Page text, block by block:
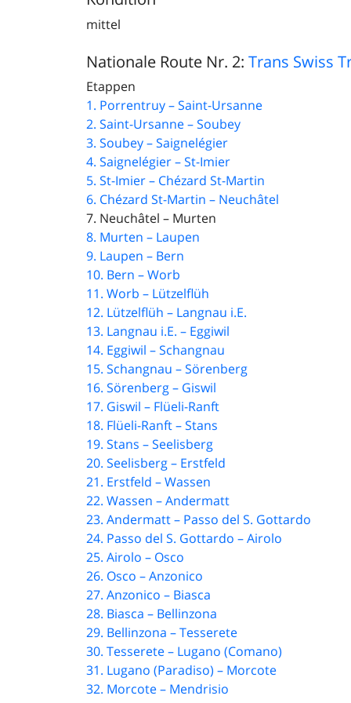
mittel
Nationale Route Nr. 2: Trans Swiss
Etappen
1. Porrentruy – Saint-Ursanne
2. Saint-Ursanne – Soubey
3. Soubey – Saignelégier
4. Saignelégier – St-Imier
5. St-Imier – Chézard St-Martin
6. Chézard St-Martin – Neuchâtel
7. Neuchâtel – Murten
8. Murten – Laupen
9. Laupen – Bern
10. Bern – Worb
11. Worb – Lützelflüh
12. Lützelflüh – Langnau i.E.
13. Langnau i.E. – Eggiwil
14. Eggiwil – Schangnau
15. Schangnau – Sörenberg
16. Sörenberg – Giswil
17. Giswil – Flüeli-Ranft
18. Flüeli-Ranft – Stans
19. Stans – Seelisberg
20. Seelisberg – Erstfeld
21. Erstfeld – Wassen
22. Wassen – Andermatt
23. Andermatt – Passo del S. Gottardo
24. Passo del S. Gottardo – Airolo
25. Airolo – Osco
26. Osco – Anzonico
27. Anzonico – Biasca
28. Biasca – Bellinzona
29. Bellinzona – Tesserete
30. Tesserete – Lugano (Comano)
31. Lugano (Paradiso) – Morcote
32. Morcote – Mendrisio